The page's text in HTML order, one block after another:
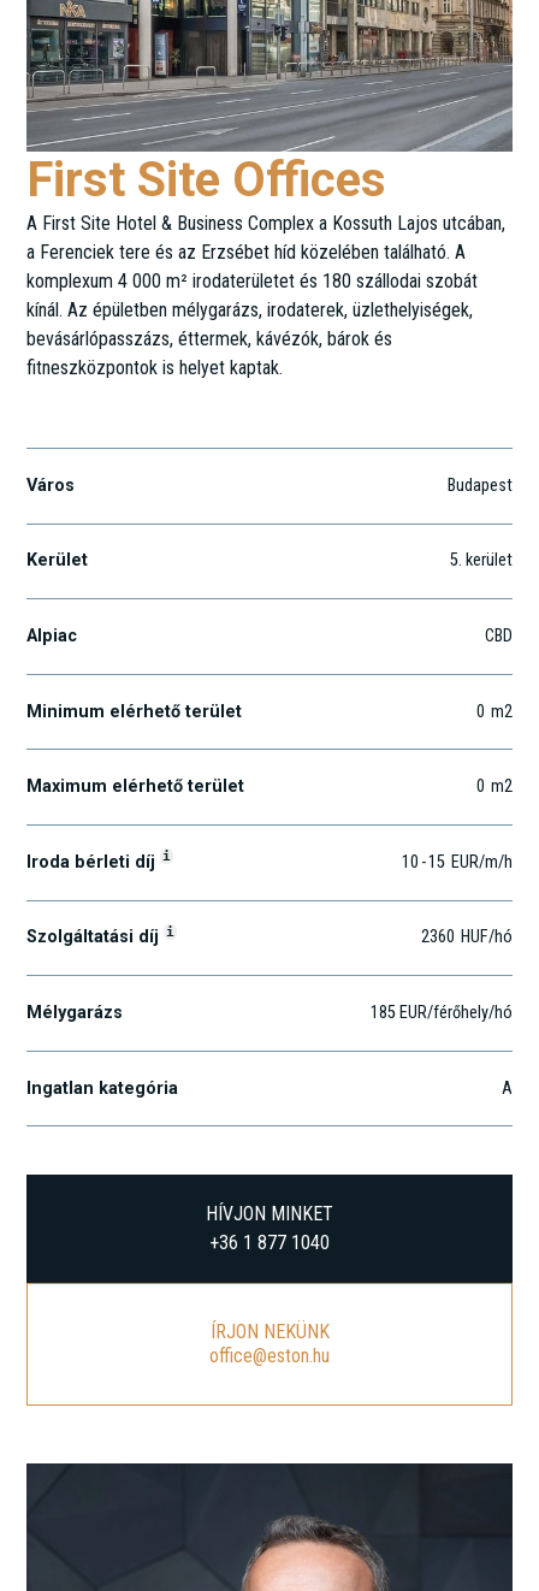
First Site Offices
A First Site Hotel & Business Complex a Kossuth Lajos utcában,
a Ferenciek tere és az Erzsébet híd közelében található. A
komplexum 4 000 m² irodaterületet és 180 szállodai szobát
kínál. Az épületben mélygarázs, irodaterek, üzlethelyiségek,
bevásárlópasszázs, éttermek, kávézók, bárok és
fitneszközpontok is helyet kaptak.
Város Budapest
Kerület 5. kerület
Alpiac CBD
Minimum elérhető terület 0 m2
Maximum elérhető terület 0 m2
Iroda bérleti díj i 10 -15 EUR/m/h
Szolgáltatási díj i 2360 HUF/hó
Mélygarázs 185 EUR/férőhely/hó
Ingatlan kategória A
HÍVJON MINKET
+36 1 877 1040
ÍRJON NEKÜNK
office@eston.hu